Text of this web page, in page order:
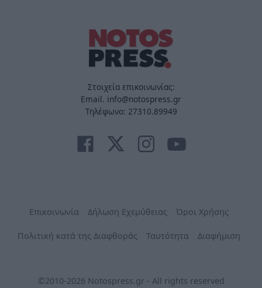
Στοιχεία επικοινωνίας:
Email. info@notospress.gr
Τηλέφωνο: 27310.89949
Επικοινωνία Δήλωση Εχεμύθειας Όροι Χρήσης
Πολιτική κατά της Διαφθοράς Ταυτότητα Διαφήμιση
©2010-2026 Notospress.gr - All rights reserved